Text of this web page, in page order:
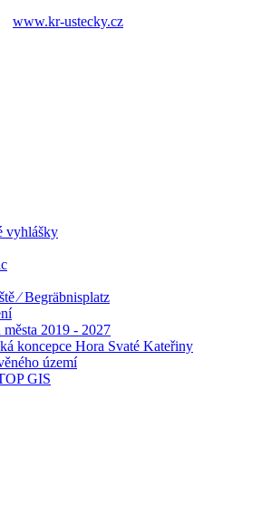
www.kr-ustecky.cz
vyhlášky
⁄ Begräbnisplatz
2019 - 2027
koncepce Hora Svaté Kateřiny
území
GIS